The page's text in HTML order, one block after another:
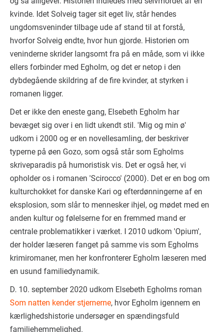
kvinde. Idet Solveig tager sit eget liv, står hendes
ungdomsveninder tilbage ude af stand til at forstå,
hvorfor Solveig endte, hvor hun gjorde. Historien om
veninderne skrider langsomt fra på en måde, som vi ikke
ellers forbinder med Egholm, og det er netop i den
dybdegående skildring af de fire kvinder, at styrken i
romanen ligger.
Det er ikke den eneste gang, Elsebeth Egholm har
bevæget sig over i en lidt ukendt stil. 'Mig og min ø'
udkom i 2000 og er en novellesamling, der beskriver
typerne på øen Gozo, som også står som Egholms
skriveparadis på humoristisk vis. Det er også her, vi
opholder os i romanen 'Scirocco' (2000). Det er en bog om
kulturchokket for danske Kari og efterdønningerne af en
eksplosion, som slår to mennesker ihjel, og mødet med en
anden kultur og følelserne for en fremmed mand er
centrale problematikker i værket. I 2010 udkom 'Opium',
der holder læseren fanget på samme vis som Egholms
krimiromaner, men her konfronterer Egholm læseren med
en usund familiedynamik.
D. 10. september 2020 udkom Elsebeth Egholms roman
Som natten kender stjernerne, hvor Egholm igennem en
kærlighedshistorie undersøger en spændingsfuld
familiehemmelighed.